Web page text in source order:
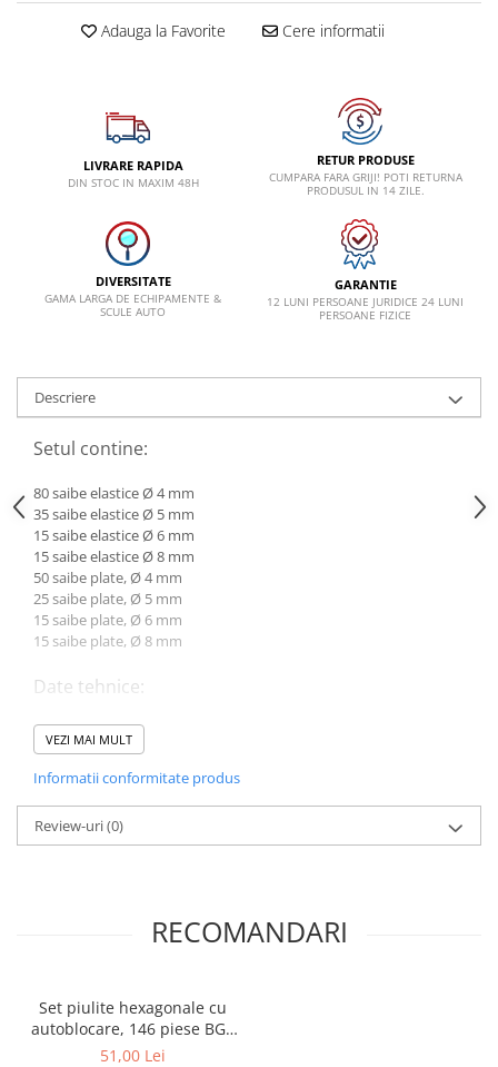
Mercedes-Benz
Peugeot
Saab
Suzuki
Toyota
Volvo
VW
Scule pneumatice
Accesorii Pneumatice
Biax & slefuitor
Pulverizatoare cu aer
Sisteme de Ridicare
Dulapuri, Module, Cutii
Adauga la Favorite Cere informatii
LIVRARE RAPIDA
DIN STOC IN MAXIM 48H
RETUR PRODUSE
CUMPARA FARA GRIJI! POTI RETURNA
PRODUSUL IN 14 ZILE.
DIVERSITATE
GAMA LARGA DE ECHIPAMENTE &
SCULE AUTO
GARANTIE
12 LUNI PERSOANE JURIDICE 24 LUNI
PERSOANE FIZICE
Descriere
Setul contine:
80 saibe elastice Ø 4 mm
35 saibe elastice Ø 5 mm
15 saibe elastice Ø 6 mm
15 saibe elastice Ø 8 mm
50 saibe plate, Ø 4 mm
25 saibe plate, Ø 5 mm
15 saibe plate, Ø 6 mm
15 saibe plate, Ø 8 mm
Date tehnice:
Material: Otel
Greutate bruta: 120 g
VEZI MAI MULT
Informatii conformitate produs
Review-uri(0)
RECOMANDARI
Set piulite hexagonale cu
autoblocare, 146 piese BGS
8135
51,00 Lei